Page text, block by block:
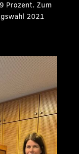
Prozent. Zum
2021